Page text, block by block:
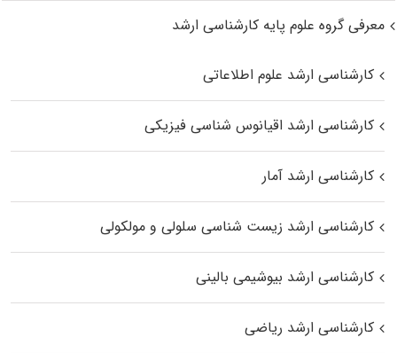
معرفی گروه علوم پایه کارشناسی ارشد
کارشناسی ارشد علوم اطلاعاتی
کارشناسی ارشد اقیانوس‌ شناسی فیزیکی
کارشناسی ارشد آمار
کارشناسی ارشد زیست شناسی سلولی و مولکولی
کارشناسی ارشد بیوشیمی بالینی
کارشناسی ارشد ریاضی